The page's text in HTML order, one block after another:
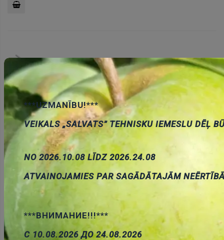
BT136/600E Triaks 600V, 4A, Igt<10mA, TO-220
Cena: 0.86 €
ID: 00007888 Artikuls: BT136-600E.127
stāvoklis: 13
Pievienot
***UZMANĪBU!***
VEIKALS „SALVATS” TEHNISKU IEMESLU DĒĻ
NO 2026.10.08 LĪDZ 2026.24.08
ATVAINOJAMIES PAR SAGĀDĀTAJĀM
***ВНИМАНИЕ!!!***
С 10.08.2026 ДО 24.08.2026